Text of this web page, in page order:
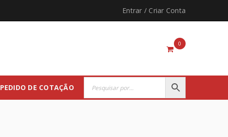
Entrar / Criar Conta
0
PEDIDO DE COTAÇÃO